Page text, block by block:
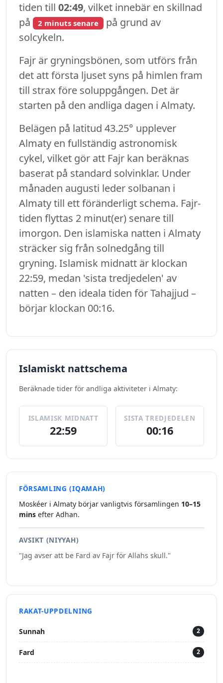
tiden till 02:49, vilket innebär en skillnad
på
2 minuts senare på grund av
solcykeln.
Fajr är gryningsbönen, som utförs från
det att första ljuset syns på himlen fram
till strax före soluppgången. Det är
starten på den andliga dagen i Almaty.
Belägen på latitud 43.25° upplever
Almaty en fullständig astronomisk
cykel, vilket gör att Fajr kan beräknas
baserat på standard solvinklar. Under
månaden augusti leder solbanan i
Almaty till ett föränderligt schema. Fajr-
tiden flyttas 2 minut(er) senare till
imorgon. Den islamiska natten i Almaty
sträcker sig från solnedgång till
gryning. Islamisk midnatt är klockan
22:59, medan 'sista tredjedelen' av
natten – den ideala tiden för Tahajjud –
börjar klockan 00:16.
Islamiskt nattschema
Beräknade tider för andliga aktiviteter i Almaty:
ISLAMISK MIDNATT
22:59
SISTA TREDJEDELEN
00:16
FÖRSAMLING (IQAMAH)
Moskéer i Almaty börjar vanligtvis församlingen 10–15
mins efter Adhan.
AVSIKT (NIYYAH)
"Jag avser att be Fard av Fajr för Allahs skull."
RAKAT-UPPDELNING
Sunnah 2
Fard 2